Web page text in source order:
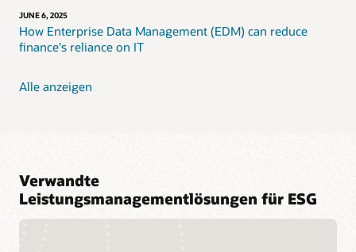
JUNE 6, 2025
How Enterprise Data Management (EDM) can reduce
finance's reliance on IT
Alle anzeigen
Verwandte
Leistungsmanagementlösungen für ESG